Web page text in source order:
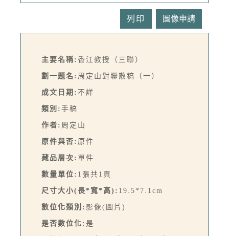
列印
主要名稱: 香江教授（三聯）
劃一題名: 周定山對聯散稿（一）
成文日期: 不詳
類別: 手稿
作者: 周定山
原件與否: 原件
藏品層次: 單件
數量單位: 1張共1頁
尺寸大小(長*寬*高): 19.5*7.1cm
數位化類別: 影像(圖片)
是否數位化: 是